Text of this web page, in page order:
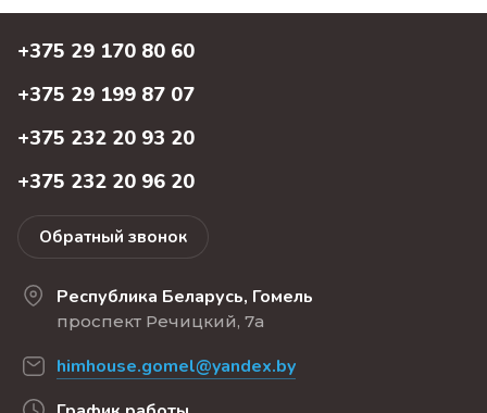
+375 29 170 80 60
+375 29 199 87 07
+375 232 20 93 20
+375 232 20 96 20
Обратный звонок
Республика Беларусь, Гомель
проспект Речицкий, 7а
himhouse.gomel@yandex.by